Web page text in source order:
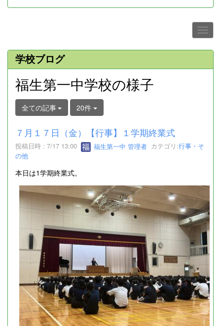
学校ブログ
福生第一中学校の様子
全ての記事 20件
７月１７日（金）【行事】１学期終業式
投稿日時 : 7/17 13:00 福生第一中 管理者 カテゴリ:行事・そ
の他
本日は1学期終業式。